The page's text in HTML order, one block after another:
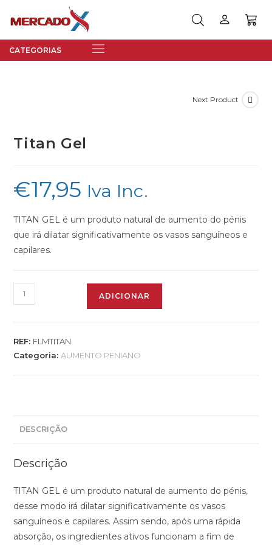
Next Product
Titan Gel
€17,95 Iva Inc.
TITAN GEL é um produto natural de aumento do pénis
que irá dilatar significativamente os vasos sanguíneos e
capilares.
ADICIONAR
REF: FLMTITAN
Categoria: AUMENTO PENIANO
DESCRIÇÃO
Descrição
TITAN GEL é um produto natural de aumento do pénis,
desse modo irá dilatar significativamente os vasos
sanguíneos e capilares. Assim sendo, após uma rápida
absorção, os ingredientes ativos funcionam a fim de